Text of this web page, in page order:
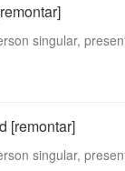
singular,
[remontar]
singular,